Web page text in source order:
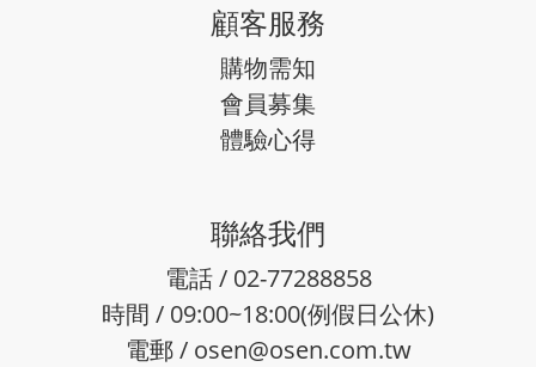
顧客服務
購物需知
會員募集
體驗心得
聯絡我們
電話 / 02-77288858
時間 / 09:00~18:00(例假日公休)
電郵 / osen@osen.com.tw